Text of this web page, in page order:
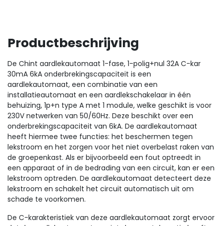
Productbeschrijving
De Chint aardlekautomaat 1-fase, 1-polig+nul 32A C-kar
30mA 6kA onderbrekingscapaciteit is een
aardlekautomaat, een combinatie van een
installatieautomaat en een aardlekschakelaar in één
behuizing, 1p+n type A met 1 module, welke geschikt is voor
230V netwerken van 50/60Hz. Deze beschikt over een
onderbrekingscapaciteit van 6kA. De aardlekautomaat
heeft hiermee twee functies: het beschermen tegen
lekstroom en het zorgen voor het niet overbelast raken van
de groepenkast. Als er bijvoorbeeld een fout optreedt in
een apparaat of in de bedrading van een circuit, kan er een
lekstroom optreden. De aardlekautomaat detecteert deze
lekstroom en schakelt het circuit automatisch uit om
schade te voorkomen.
De C-karakteristiek van deze aardlekautomaat zorgt ervoor